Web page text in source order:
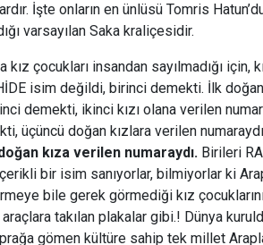
İşte onların en ünlüsü Tomris
varsayılan Saka kraliçesidir.
kız çocukları insandan sayılmadığı için,
isim değildi, birinci demekti. İlk
demekti, ikinci kızı olana verilen
üçüncü doğan kızlara verilen
kıza verilen numaraydı. Birileri
bir isim sanıyorlar, bilmiyorlar ki
bile gerek görmediği kız
araçlara takılan plakalar gibi.! Dünya
gömen kültüre sahip tek millet